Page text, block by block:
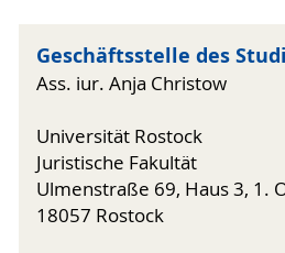
Geschäftsstelle des
Ass. iur. Anja Christow
Universität Rostock
Juristische Fakultät
Ulmenstraße 69, Haus 3, 1.
18057 Rostock